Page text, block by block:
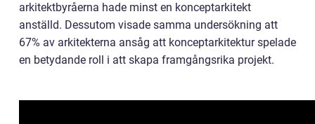
arkitektbyråerna hade minst en konceptarkitekt
anställd. Dessutom visade samma undersökning att
67% av arkitekterna ansåg att konceptarkitektur spelade
en betydande roll i att skapa framgångsrika projekt.